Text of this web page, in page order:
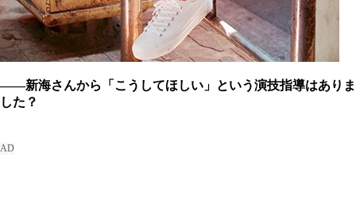
――新海さんから「こうしてほしい」という演技指導はありま
した？